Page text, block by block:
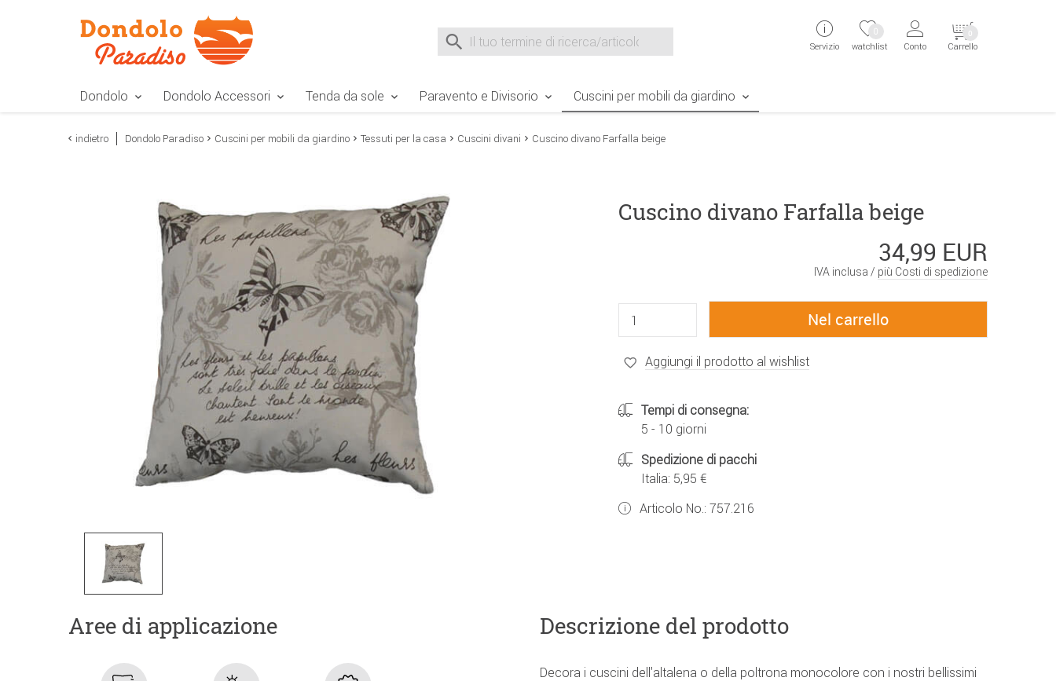
Suche nach
Servizio watchlist
0
Conto Carrello
0
Dondolo Dondolo Accessori Tenda da sole Paravento e Divisorio Cuscini per mobili da giardino
indietro Dondolo Paradiso Cuscini per mobili da giardino Tessuti per la casa Cuscini divani Cuscino divano Farfalla beige
Cuscino divano Farfalla beige
34,99 EUR
IVA inclusa / più Costi di spedizione
Aggiungi il prodotto al wishlist
Tempi di consegna:
5 - 10 giorni
Spedizione di pacchi
Italia: 5,95 €
Articolo No.: 757.216
Aree di applicazione Descrizione del prodotto
Decora i cuscini dell'altalena o della poltrona monocolore con i nostri bellissimi